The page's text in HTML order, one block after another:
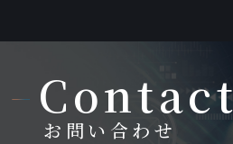
お問い合わせ